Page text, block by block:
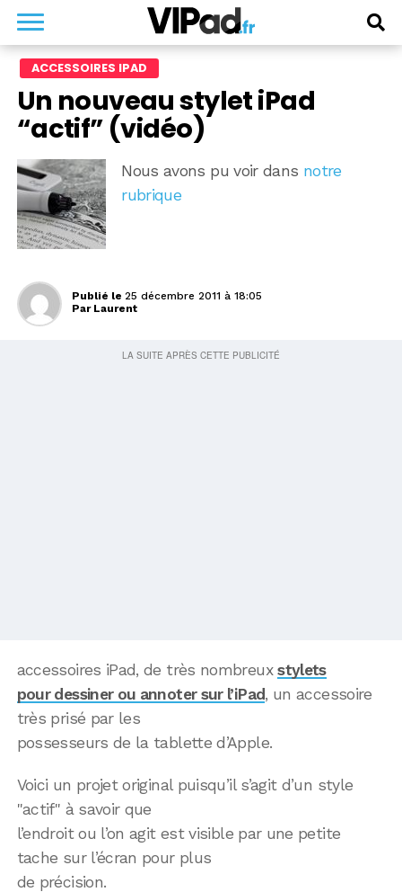
ACCESSOIRES IPAD
Un nouveau stylet iPad
“actif” (vidéo)
Nous avons pu voir dans notre
rubrique
Publié le 25 décembre 2011 à 18:05
Par Laurent
accessoires iPad, de très nombreuxstylets
pour dessiner ou annoter sur l’iPad, un accessoire
très prisé par les
possesseurs de la tablette d’Apple.
Voici un projet original puisqu’il s’agit d’un style
"actif" à savoir que
l’endroit ou l’on agit est visible par une petite
tache sur l’écran pour plus
de précision.